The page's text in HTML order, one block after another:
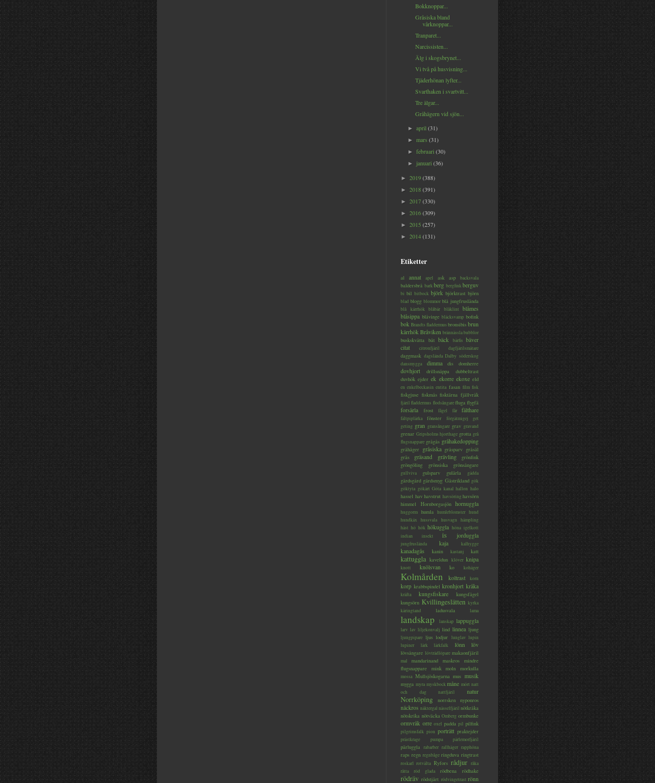
Bokknoppar...
Gråsiska bland
vårknoppar...
Tranparet...
Narcissisten...
Älg i skogsbrynet...
Vi två på husvisning...
Tjäderhönan lyfter...
Svarthaken i svartvitt...
Tre älgar...
Gråhägern vid sjön...
►april(31)
►mars(31)
►februari(30)
► januari(36)
► 2019(388)
► 2018 (391)
► 2017(330)
► 2016(309)
► 2015 (257)
► 2014(131)
Etiketter
al annat apel ask asp backsvala
baldersbrå barkberg bergfinkberguv
bi bil bitbock björk björktrast björn
blad blogg blommor blå jungfruslända
blå kärrhök blåbär blåklint
blåmes
blåsippa blåvinge bläcksvamp bofink
bok Brandts fladdermus bronsibis brun
kärrhökBråviken brännässlabubblor
buskskvätta båt bäck bärfis bäver
citat
citronfjäril dagfjärilsmätare
daggmask dagslända Dalby söderskog
dansmygga
dimma dis domherre
dovhjort drillsnäppa
dubbeltrast
duvhök ejder ek ekorre ekoxe eld
en enkelbeckasin entita fasan film fisk
fiskgjuse fiskmås fisktärna fjällvråk
fjäril fladdermus flodsångarefluga flygfä
forsärla frost fågel får fälthare
fältpiplärka fönster förgätmigej
get
geting gran gransångare grav gravand
grenar Gripsholms hjorthage grotta grå
flugsnappare grågås gråhakedopping
gråhäger gråsiska gråsparv gråsäl
gräs
gräsand grävling
grönfink
gröngöling
grönsiska grönsångare
gullviva gulsparv gulärla gädda
gärdsgård gärdsmyg Gästrikland gök
göktyta gökärt Göta kanal hallon halo
hassel hav havstrut havsöring havsörn
himmel
Hornborgasjön hornuggla
huggorm humla humleblomster hund
hundkäx
hussvala husvagn
hämpling
häst hö hök hökuggla höna igelkott
indian
insekt is jorduggla
jungfruslända kaja kalhygge
kanadagås kanin kastanj katt
kattuggla kaveldun klöver knipa
knott knölsvan ko kohäger
Kolmården koltrast korn
korp krabbspindel kronhjort kråka
kräfta kungsfiskare
kungsfågel
kungsörn Kvillingeslätten kyrka
käringtand
ladusvala lama
landskap lanskap lappuggla
larv lav liljekonvalj lind linnea ljung
ljungpipare ljus lodjur lunglav lupin
lupiner
lärk lärkfalk lönn löv
lövsångare lövträdlöpare makaonfjäril
mal mandarinand maskros
mindre
flugsnappare
mink moln morkulla
mossa Mullsjöskogarna mus musik
mygga myra myskbock måne mört natt
och dag
nattfjäril natur
Norrköping norrsken nyponros
näckros näktergal nässelfjäril nötkråka
nötskrika nötväcka Omberg ormbunke
ormvråk orre oxel padda pil pilfink
pilgrimsfalk pion porträtt praktejder
prästkrage pumpa pärlemorfjäril
pärluggla rabarber rallhäger rapphöna
raps regn regnbåge ringduva ringtrast
roskarl rotvälta Ryfors rådjur råka
råtta
röd glada rödbena rödhake
rödräv rödstjärt rödvingetrast rönn